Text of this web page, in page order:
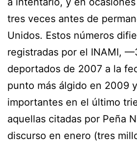
tres veces antes de
Unidos. Estos números
registradas por el INAMI,
deportados de 2007 a la
punto más álgido en 2009
importantes en el último
aquellas citadas por Peña
discurso en enero (tres